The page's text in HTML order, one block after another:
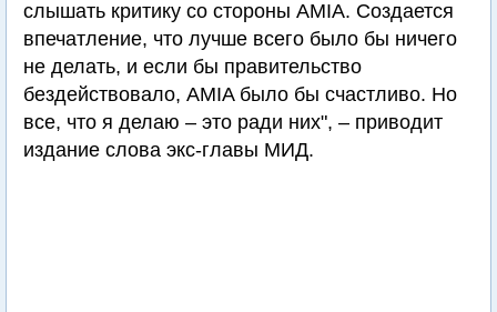
слышать критику со стороны AMIA. Создается
впечатление, что лучше всего было бы ничего
не делать, и если бы правительство
бездействовало, AMIA было бы счастливо. Но
все, что я делаю – это ради них", – приводит
издание слова экс-главы МИД.